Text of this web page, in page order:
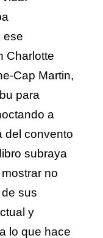
ese
Charlotte
Cap Martin,
para
a
del convento
subraya
no
sus
y
lo que hace